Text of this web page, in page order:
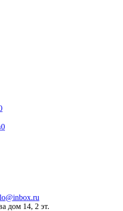
0
дом 14, 2 эт.